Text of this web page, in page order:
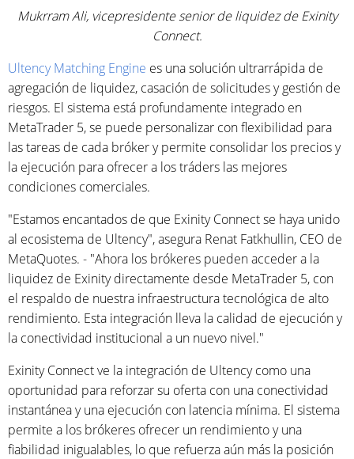
Mukrram Ali, vicepresidente senior de liquidez de Exinity
Connect.
Ultency Matching Engine es una solución ultrarrápida de
agregación de liquidez, casación de solicitudes y gestión de
riesgos. El sistema está profundamente integrado en
MetaTrader 5, se puede personalizar con flexibilidad para
las tareas de cada bróker y permite consolidar los precios y
la ejecución para ofrecer a los tráders las mejores
condiciones comerciales.
"Estamos encantados de que Exinity Connect se haya unido
al ecosistema de Ultency", asegura Renat Fatkhullin, CEO de
MetaQuotes. - "Ahora los brókeres pueden acceder a la
liquidez de Exinity directamente desde MetaTrader 5, con
el respaldo de nuestra infraestructura tecnológica de alto
rendimiento. Esta integración lleva la calidad de ejecución y
la conectividad institucional a un nuevo nivel."
Exinity Connect ve la integración de Ultency como una
oportunidad para reforzar su oferta con una conectividad
instantánea y una ejecución con latencia mínima. El sistema
permite a los brókeres ofrecer un rendimiento y una
fiabilidad inigualables, lo que refuerza aún más la posición